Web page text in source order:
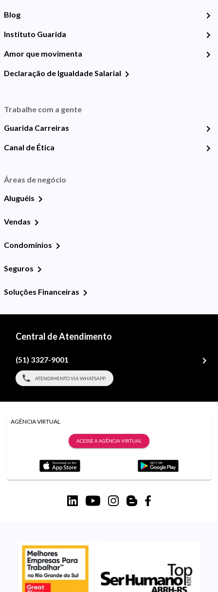
Blog
Instituto Guarida
Amor que movimenta
Declaração de Igualdade Salarial
Trabalhe com a gente
Guarida Carreiras
Canal de Ética
Áreas de negócio
Aluguéis
Vendas
Condomínios
Seguros
Soluções Financeiras
Central de Atendimento
(51) 3327-9001
ATENDIMENTO VIA WHATSAPP
AGÊNCIA VIRTUAL
ACESSE A AGÊNCIA VIRTUAL